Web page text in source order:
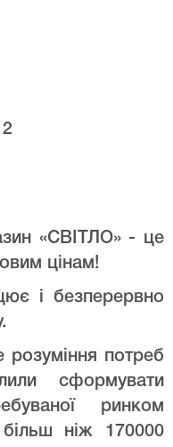
«СВІТЛО» - це
цінам!
і безперервно
розуміння потреб
сформувати
ринком
ніж 170000